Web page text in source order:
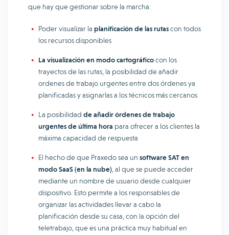
que hay que gestionar sobre la marcha:
Poder visualizar la planificación de las rutascon todos
los recursos disponibles
La visualización en modo cartográficocon los
trayectos de las rutas, la posibilidad de añadir
ordenes de trabajo urgentes entre dos órdenes ya
planificadas y asignarlas a los técnicos más cercanos
La posibilidad de añadir órdenes de trabajo
urgentes de última hora para ofrecer a los clientes la
máxima capacidad de respuesta
El hecho de que Praxedo sea un software SAT en
modo SaaS (en la nube) , al que se puede acceder
mediante un nombre de usuario desde cualquier
dispositivo. Esto permite a los responsables de
organizar las actividades llevar a cabo la
planificación desde su casa, con la opción del
teletrabajo, que es una práctica muy habitual en